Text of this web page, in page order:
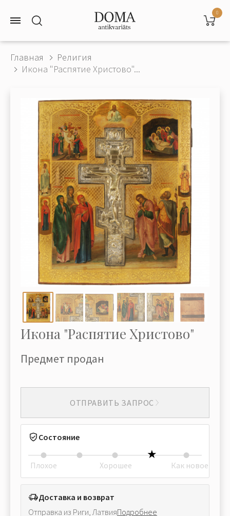
0
Главная
Религия
Икона "Распятие Христово"...
Икона "Распятие Христово"
Предмет продан
ОТПРАВИТЬ ЗАПРОС
Состояние
Плохое Хорошее Как новое
Доставка и возврат
Отправка из Риги, ЛатвияПодробнее